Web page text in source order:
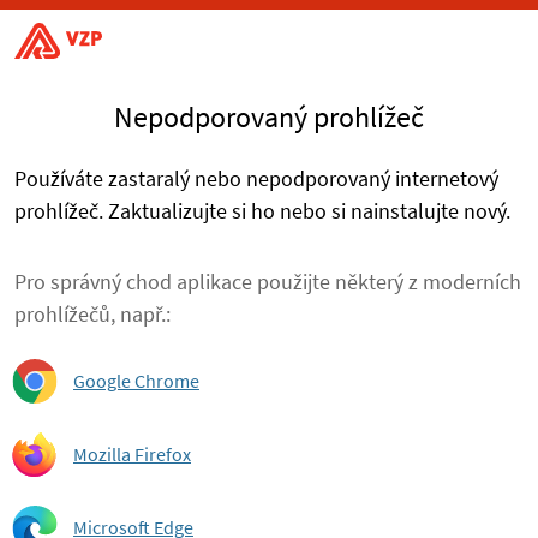
Nepodporovaný prohlížeč
Používáte zastaralý nebo nepodporovaný internetový
prohlížeč. Zaktualizujte si ho nebo si nainstalujte nový.
Pro správný chod aplikace použijte některý z moderních
prohlížečů, např.:
Google Chrome
Mozilla Firefox
Microsoft Edge